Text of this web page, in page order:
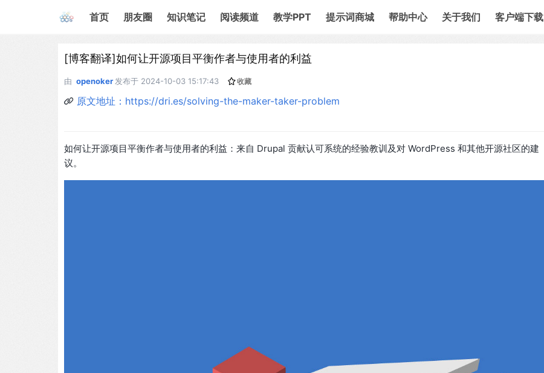
首页 朋友圈 知识笔记 阅读频道 教学PPT 提示词商城 帮助中心 关于我们 客户端下载
[博客翻译]如何让开源项目平衡作者与使用者的利益
由 openoker 发布于 2024-10-03 15:17:43 收藏
原文地址：https://dri.es/solving-the-maker-taker-problem
如何让开源项目平衡作者与使用者的利益：来自 Drupal 贡献认可系统的经验教训及对 WordPress 和其他开源社区的建
议。